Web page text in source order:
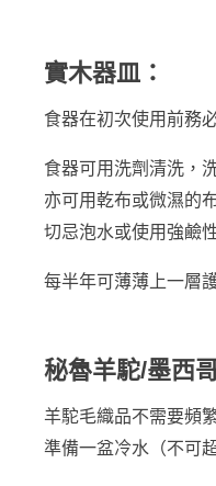
實木器皿：
食器在初次使用前務
食器可用洗劑清洗，
亦可用乾布或微濕的
切忌泡水或使用強鹼
每半年可薄薄上一層
秘魯羊駝/墨西
羊駝毛織品不需要頻
準備一盆冷水（不可